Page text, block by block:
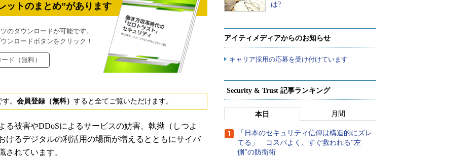
ットのまとめ”があります
のダウンロードが可能です。
ンロードボタンをクリック！
ド（無料）
。 会員登録（無料） すると全てご覧いただけます。
被害やDDoSによるサービスの妨害、執拗（しつよ
けるデジタルの利活用の場面が増えるとともにサイバ
されています。
は?
アイティメディアからのお知らせ
キャリア採用の応募を受け付けています
Security & Trust 記事ランキング
本日 月間
「日本のセキュリティ信仰は構造的にズレ
てる」 コスパよく、すぐ救われる“左
側”の防衛術